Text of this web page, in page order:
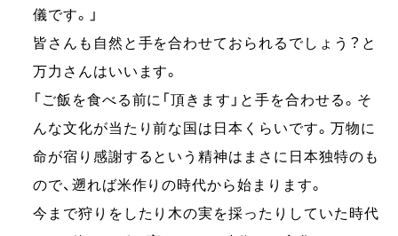
儀です。」
皆さんも自然と手を合わせておられるでしょう？と
万力さんはいいます。
「ご飯を食べる前に「頂きます」と手を合わせる。そ
んな文化が当たり前な国は日本くらいです。万物に
命が宿り感謝するという精神はまさに日本独特のも
ので、遡れば米作りの時代から始まります。
今まで狩りをしたり木の実を採ったりしていた時代